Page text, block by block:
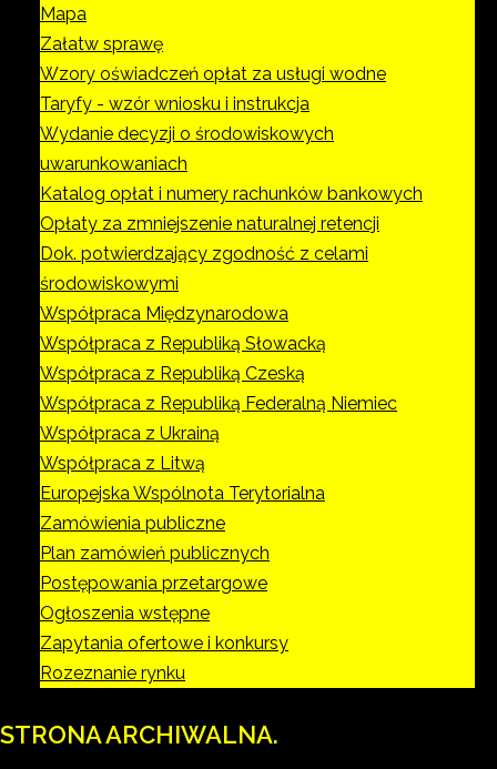
Mapa
Załatw sprawę
Wzory oświadczeń opłat za usługi wodne
Taryfy - wzór wniosku i instrukcja
Wydanie decyzji o środowiskowych
uwarunkowaniach
Katalog opłat i numery rachunków bankowych
Opłaty za zmniejszenie naturalnej retencji
Dok. potwierdzający zgodność z celami
środowiskowymi
Współpraca Międzynarodowa
Współpraca z Republiką Słowacką
Współpraca z Republiką Czeską
Współpraca z Republiką Federalną Niemiec
Współpraca z Ukrainą
Współpraca z Litwą
Europejska Wspólnota Terytorialna
Zamówienia publiczne
Plan zamówień publicznych
Postępowania przetargowe
Ogłoszenia wstępne
Zapytania ofertowe i konkursy
Rozeznanie rynku
STRONA ARCHIWALNA.